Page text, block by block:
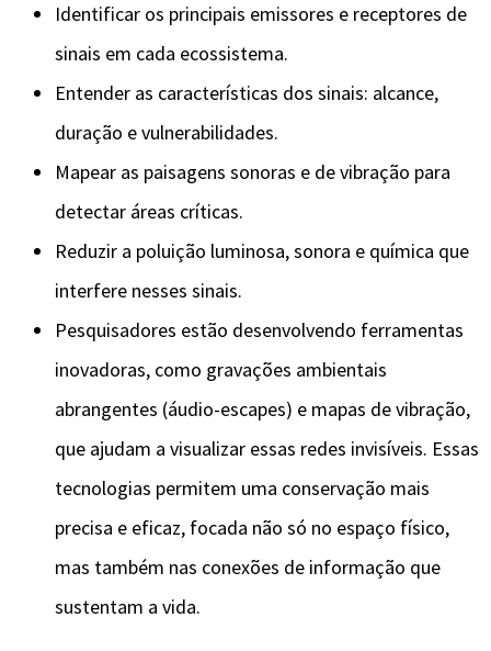
Identificar os principais emissores e receptores de
sinais em cada ecossistema.
Entender as características dos sinais: alcance,
duração e vulnerabilidades.
Mapear as paisagens sonoras e de vibração para
detectar áreas críticas.
Reduzir a poluição luminosa, sonora e química que
interfere nesses sinais.
Pesquisadores estão desenvolvendo ferramentas
inovadoras, como gravações ambientais
abrangentes (áudio-escapes) e mapas de vibração,
que ajudam a visualizar essas redes invisíveis. Essas
tecnologias permitem uma conservação mais
precisa e eficaz, focada não só no espaço físico,
mas também nas conexões de informação que
sustentam a vida.